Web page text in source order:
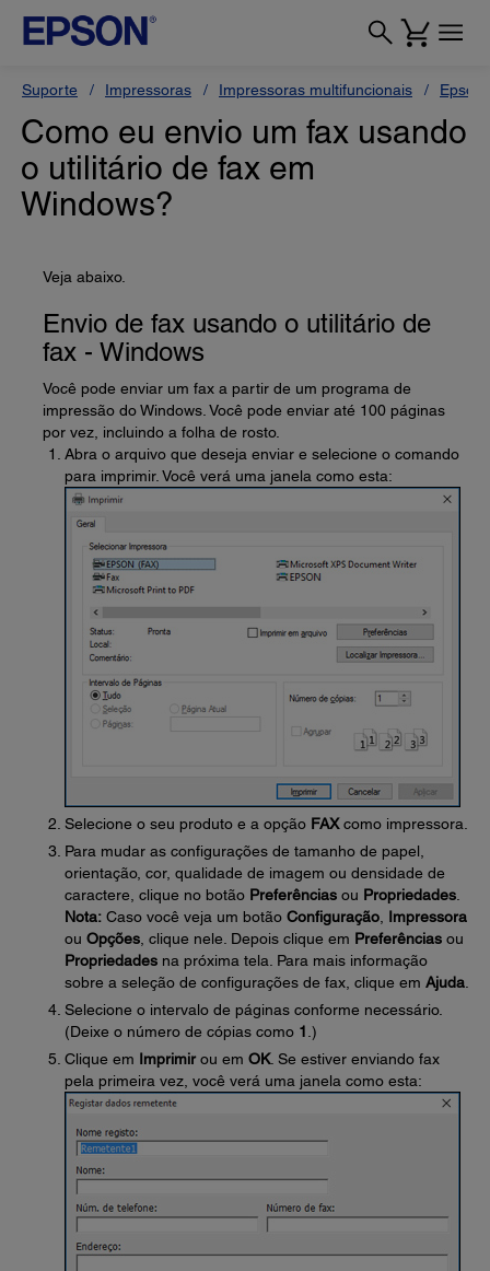
Suporte Impressoras Impressoras multifuncionais Epson
Como eu envio um fax usando
o utilitário de fax em
Windows?
Veja abaixo.
Envio de fax usando o utilitário de
fax - Windows
Você pode enviar um fax a partir de um programa de
impressão do Windows. Você pode enviar até 100 páginas
por vez, incluindo a folha de rosto.
Abra o arquivo que deseja enviar e selecione o comando
para imprimir. Você verá uma janela como esta:
Selecione o seu produto e a opção FAXcomo impressora.
Para mudar as configurações de tamanho de papel,
orientação, cor, qualidade de imagem ou densidade de
caractere, clique no botão Preferências ou Propriedades
Nota: Caso você veja um botão Configuração Impressora
ou Opções , clique nele. Depois clique em Preferências ou
Propriedades na próxima tela. Para mais informação
sobre a seleção de configurações de fax, clique em Ajuda
Selecione o intervalo de páginas conforme necessário.
(Deixe o número de cópias como 1 .)
Clique em Imprimirou em OK. Se estiver enviando fax
pela primeira vez, você verá uma janela como esta: